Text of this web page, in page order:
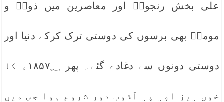
علی بخش رنجورؔ اور معاصرین میں ذوقؔ و
مومنؔ بھی برسوں کی دوستی ترک کرکے دنیا اور
دوستی دونوں سے دغادے گئے۔ پھر ۱۸۵۷؁ء کا
خوں ریز اور پر آشوب دور شروع ہوا جس میں